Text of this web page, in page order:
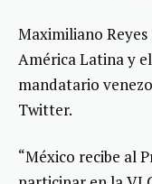
Maximiliano
América Latina y
mandatario
Twitter.
“México recibe al